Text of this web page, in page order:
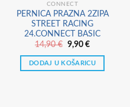
CONNECT
PERNICA PRAZNA 2ZIPA
STREET RACING
24.CONNECT BASIC
14,90€ Izvorna
bila
je:
9,90€Trenutna
je:
9,90 €.
DODAJ U KOŠARICU